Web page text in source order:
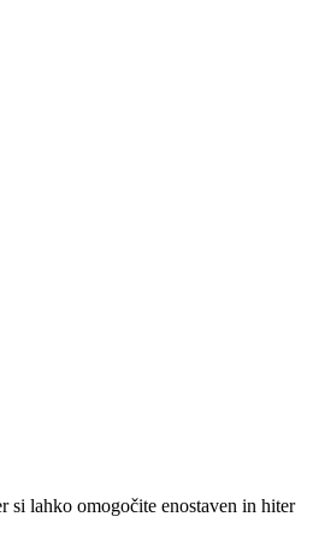
si lahko omogočite enostaven in hiter